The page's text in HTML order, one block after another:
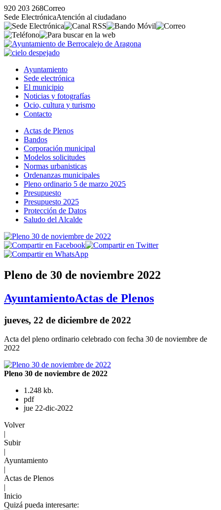
920 203 268Correo
Sede ElectrónicaAtención al ciudadano
Ayuntamiento
Sede electrónica
El municipio
Noticias y fotografías
Ocio, cultura y turismo
Contacto
Actas de Plenos
Bandos
Corporación municipal
Modelos solicitudes
Normas urbanisticas
Ordenanzas municipales
Pleno ordinario 5 de marzo 2025
Presupuesto
Presupuesto 2025
Protección de Datos
Saludo del Alcalde
Pleno de 30 de noviembre 2022
AyuntamientoActas de Plenos
jueves, 22 de diciembre de 2022
Acta del pleno ordinario celebrado con fecha 30 de noviembre de
2022
Pleno 30 de noviembre de 2022
1.248 kb.
pdf
jue 22-dic-2022
Volver
|
Subir
|
Ayuntamiento
|
Actas de Plenos
|
Inicio
Quizá pueda interesarte: